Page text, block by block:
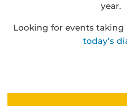
year.
Looking for events taking
today’s
Atelier Jeux du vent - L'été